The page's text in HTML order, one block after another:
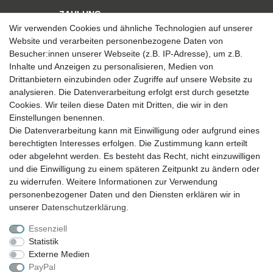
ZAHLUNG
VERSAND
SICHER EINKAUFEN
Sicher einkaufen mit
durchgehender SSL-Verschlüsselung
Wir verwenden Cookies und ähnliche Technologien auf unserer
Website und verarbeiten personenbezogene Daten von
Besucher:innen unserer Webseite (z.B. IP-Adresse), um z.B.
Inhalte und Anzeigen zu personalisieren, Medien von
Drittanbietern einzubinden oder Zugriffe auf unsere Website zu
analysieren. Die Datenverarbeitung erfolgt erst durch gesetzte
Cookies. Wir teilen diese Daten mit Dritten, die wir in den
Einstellungen benennen.
Die Datenverarbeitung kann mit Einwilligung oder aufgrund eines
berechtigten Interesses erfolgen. Die Zustimmung kann erteilt
oder abgelehnt werden. Es besteht das Recht, nicht einzuwilligen
und die Einwilligung zu einem späteren Zeitpunkt zu ändern oder
zu widerrufen. Weitere Informationen zur Verwendung
personenbezogener Daten und den Diensten erklären wir in
unserer Daten­schutz­erklärung
Essenziell
Statistik
Externe Medien
PayPal